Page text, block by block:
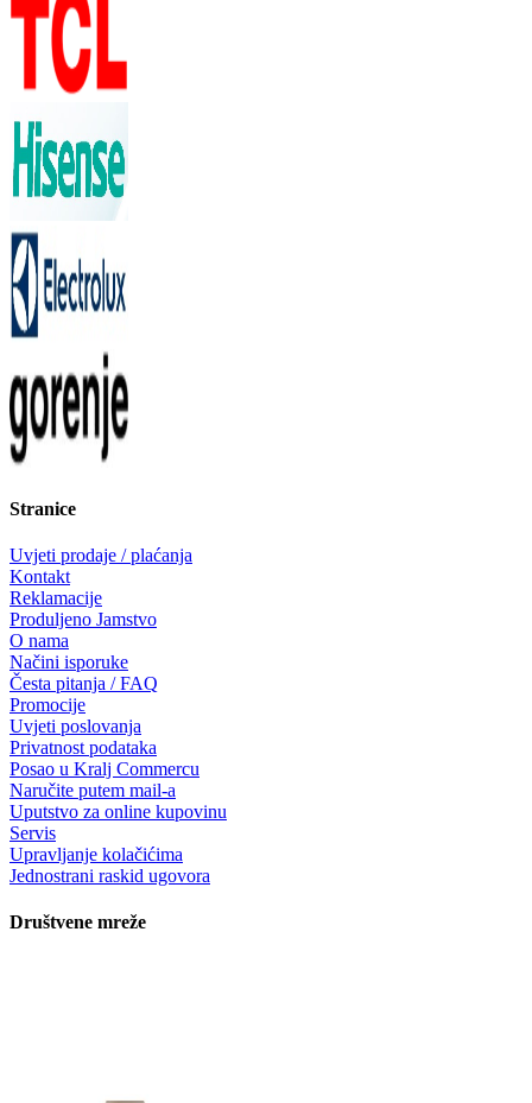
Stranice
Uvjeti prodaje / plaćanja
Kontakt
Reklamacije
Produljeno Jamstvo
O nama
Načini isporuke
Česta pitanja / FAQ
Promocije
Uvjeti poslovanja
Privatnost podataka
Posao u Kralj Commercu
Naručite putem mail-a
Uputstvo za online kupovinu
Servis
Upravljanje kolačićima
Jednostrani raskid ugovora
Društvene mreže